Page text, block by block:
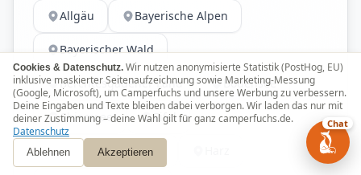
Allgäu Bayerische Alpen
Bayerischer Wald
Berchtesgadener Land Bodensee
Chiemsee Eifel
Fränkische Schweiz
Cookies & Datenschutz. Wir nutzen anonymisierte Statistik (PostHog, EU)
inklusive maskierter Seitenaufzeichnung sowie Marketing-Messung
(Google, Microsoft), um Camperfuchs und unsere Werbung zu verbessern.
Deine Eingaben und Texte bleiben dabei verborgen. Wir laden das nur mit
deiner Zustimmung – deine Wahl gilt für ganz camperfuchs.de.
Datenschutz
Ablehnen Akzeptieren
Chat